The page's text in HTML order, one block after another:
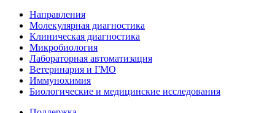
Направления
Молекулярная диагностика
Клиническая диагностика
Микробиология
Лабораторная автоматизация
Ветеринария и ГМО
Иммунохимия
Биологические и медицинские исследования